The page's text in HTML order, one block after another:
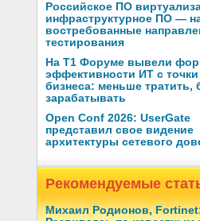
Российское ПО
инфраструктурное ПО —
востребованные
тестирования
На Т1 Форуме вывели
эффективности ИТ с точки
бизнеса: меньше тратить,
зарабатывать
Open Conf 2026: UserGate
представил свое видение
архитектуры сетевого
Рекомендуемые
Михаил Родионов,